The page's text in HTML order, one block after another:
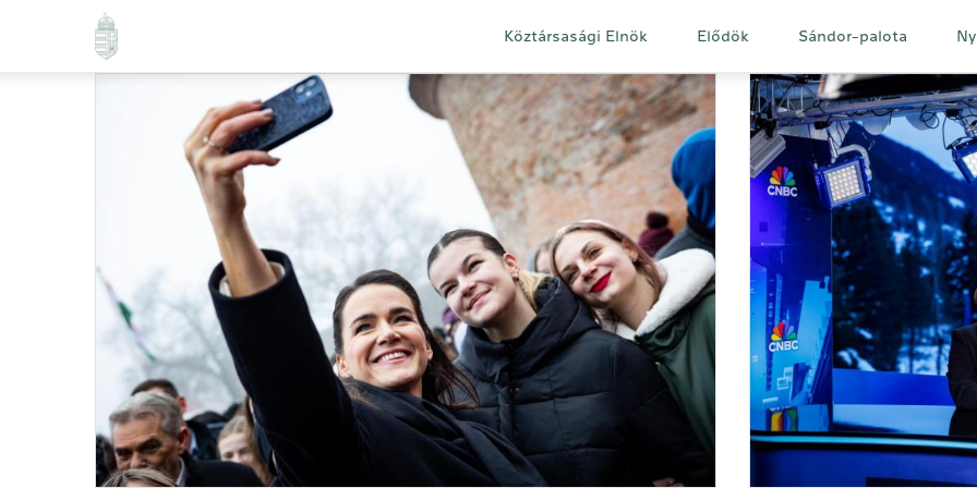
navigáció
Köztársasági Elnök Elődök Sándor-palota